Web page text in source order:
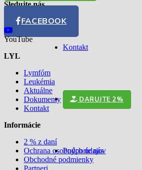
Kontakt
DARUJTE 2%
Podporte nás
Sledujte nás
FACEBOOK
YouTube
LYL
Lymfóm
Leukémia
Aktuálne
Dokumenty
Kontakt
Informácie
2 % z daní
Ochrana osobných údajov
Obchodné podmienky